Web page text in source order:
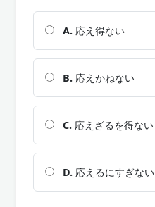
A. 応え得ない
B. 応えかねない
C. 応えざるを得ない
D. 応えるにすぎない